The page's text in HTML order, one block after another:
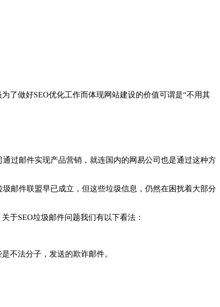
了做好SEO优化工作而体现网站建设的价值可谓是“不用其
过邮件实现产品营销，就连国内的网易公司也是通过这种方
邮件联盟早已成立，但这些垃圾信息，仍然在困扰着大部分
于SEO垃圾邮件问题我们有以下看法：
不法分子，发送的欺诈邮件。